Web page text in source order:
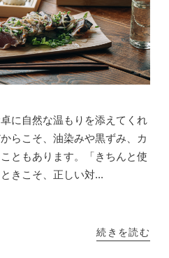
に自然な温もりを添えてくれ
らこそ、油染みや黒ずみ、カ
ともあります。「きちんと使
きこそ、正しい対...
続きを読む